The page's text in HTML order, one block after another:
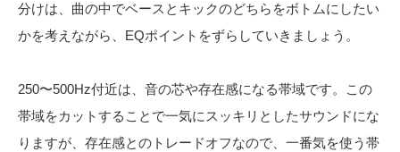
分けは、曲の中でベースとキックのどちらをボトムにしたい
かを考えながら、EQポイントをずらしていきましょう。
250〜500Hz付近は、音の芯や存在感になる帯域です。この
帯域をカットすることで一気にスッキリとしたサウンドにな
りますが、存在感とのトレードオフなので、一番気を使う帯